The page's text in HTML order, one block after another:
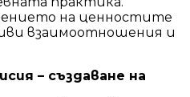
на ценностите
взаимоотношения и
– създаване на